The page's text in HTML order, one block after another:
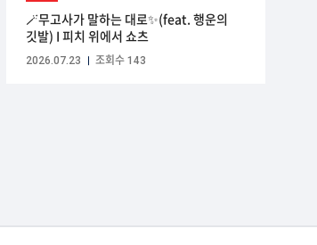
🪄무고사가 말하는 대로✨(feat. 행운의
깃발) I 피치 위에서 쇼츠
2026.07.23 조회수 143